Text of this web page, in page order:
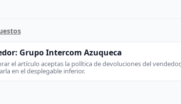
Grupo Intercom Azuqueca
el artículo aceptas la política de devoluciones del
en el desplegable inferior.